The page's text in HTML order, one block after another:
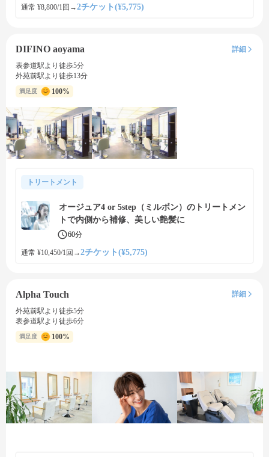
通常 ¥8,800/1回 →2チケット(¥5,775)
DIFINO aoyama
詳細
表参道駅より徒歩5分
外苑前駅より徒歩13分
満足度 100%
トリートメント
オージュア4 or 5step（ミルボン）のトリートメン
トで内側から補修、美しい艶髪に
60分
通常 ¥10,450/1回 →2チケット(¥5,775)
Alpha Touch
詳細
外苑前駅より徒歩5分
表参道駅より徒歩6分
満足度 100%